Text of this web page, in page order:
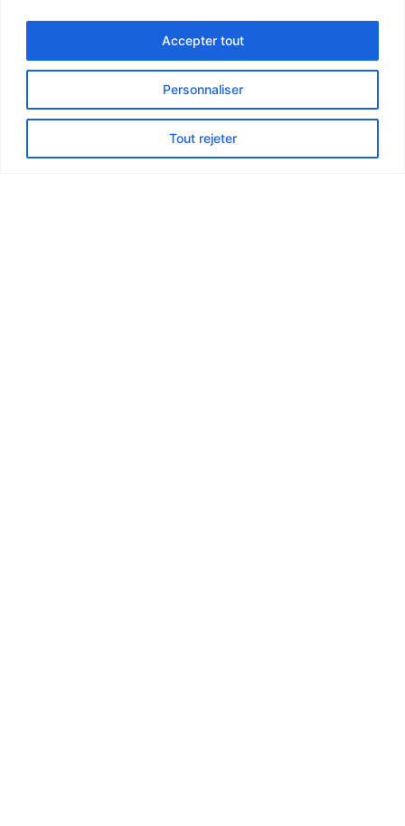
Personnaliser
Tout rejeter
Accepter tout